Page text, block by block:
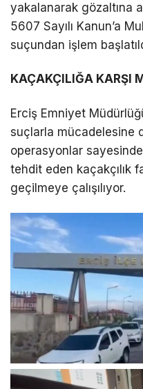
yakalanarak gözaltına
5607 Sayılı Kanun’a
suçundan işlem
KAÇAKÇILIĞA KARŞI
Erciş Emniyet
suçlarla mücadelesine
operasyonlar sayesinde
tehdit eden kaçakçılık
geçilmeye çalışılıyor.